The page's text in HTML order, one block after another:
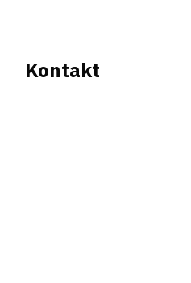
Kontakt